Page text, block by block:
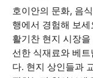
호이안의 문화, 음
행에서 경험해 보세
활기찬 현지 시장
선한 식재료와 베
다. 현지 상인들과